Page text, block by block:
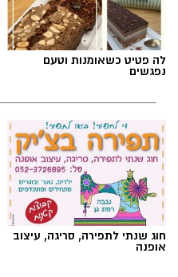
1 כף סוכר
1/4 כוס שמן (או חמאה מומסת)
chatgpt
לה פטיט כשאומנות וטעם
נפגשים
חוג שנתי לתפירה, סריגה, עיצוב
אופנה